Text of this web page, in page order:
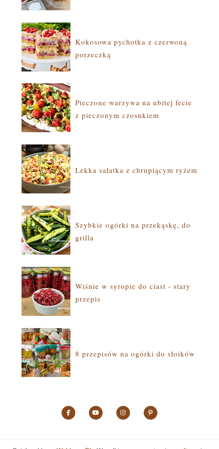
Kokosowa pychotka z czerwoną
porzeczką
Pieczone warzywa na ubitej fecie
z pieczonym czosnkiem
Lekka sałatka z chrupiącym ryżem
Szybkie ogórki na przekąskę, do
grilla
Wiśnie w syropie do ciast - stary
przepis
8 przepisów na ogórki do słoików